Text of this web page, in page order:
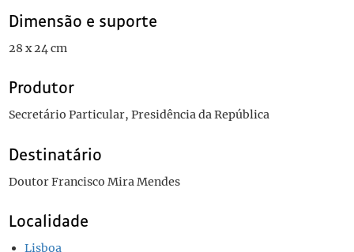
Dimensão e suporte
28 x 24 cm
Produtor
Secretário Particular, Presidência da República
Destinatário
Doutor Francisco Mira Mendes
Localidade
Lisboa